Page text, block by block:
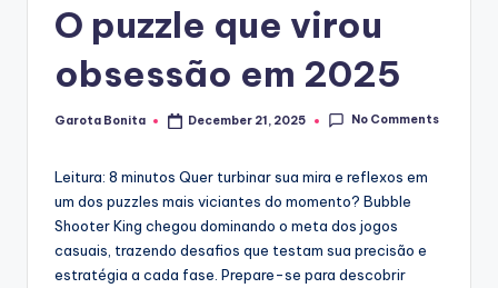
O puzzle que virou
obsessão em 2025
Posted
Garota Bonita December 21, 2025 No Comments
Leitura: 8 minutos Quer turbinar sua mira e reflexos em
um dos puzzles mais viciantes do momento? Bubble
Shooter King chegou dominando o meta dos jogos
casuais, trazendo desafios que testam sua precisão e
estratégia a cada fase. Prepare-se para descobrir